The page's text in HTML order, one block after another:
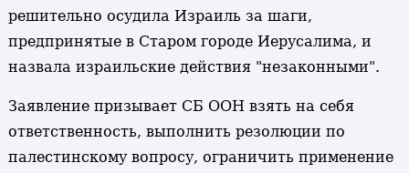
решительно осудила Израиль за шаги,
предпринятые в Старом городе Иерусалима, и
назвала израильские действия "незаконными".
Заявление призывает СБ ООН взять на себя
ответственность, выполнить резолюции по
палестинскому вопросу, ограничить применение